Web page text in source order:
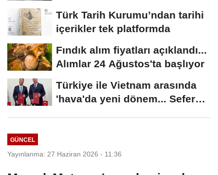
Türk Tarih Kurumu’ndan tarihi
içerikler tek platformda
Fındık alım fiyatları açıklandı...
Alımlar 24 Ağustos'ta başlıyor
Türkiye ile Vietnam arasında
'hava'da yeni dönem... Sefer
GÜNCEL
Yayınlanma: 27 Haziran 2026 - 11:36